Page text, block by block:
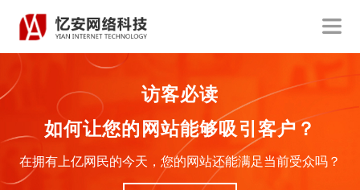
你知道吗？
网站是客户对你的第一印象
在客户不了解您的情况下，网站是客户对您的直观感受